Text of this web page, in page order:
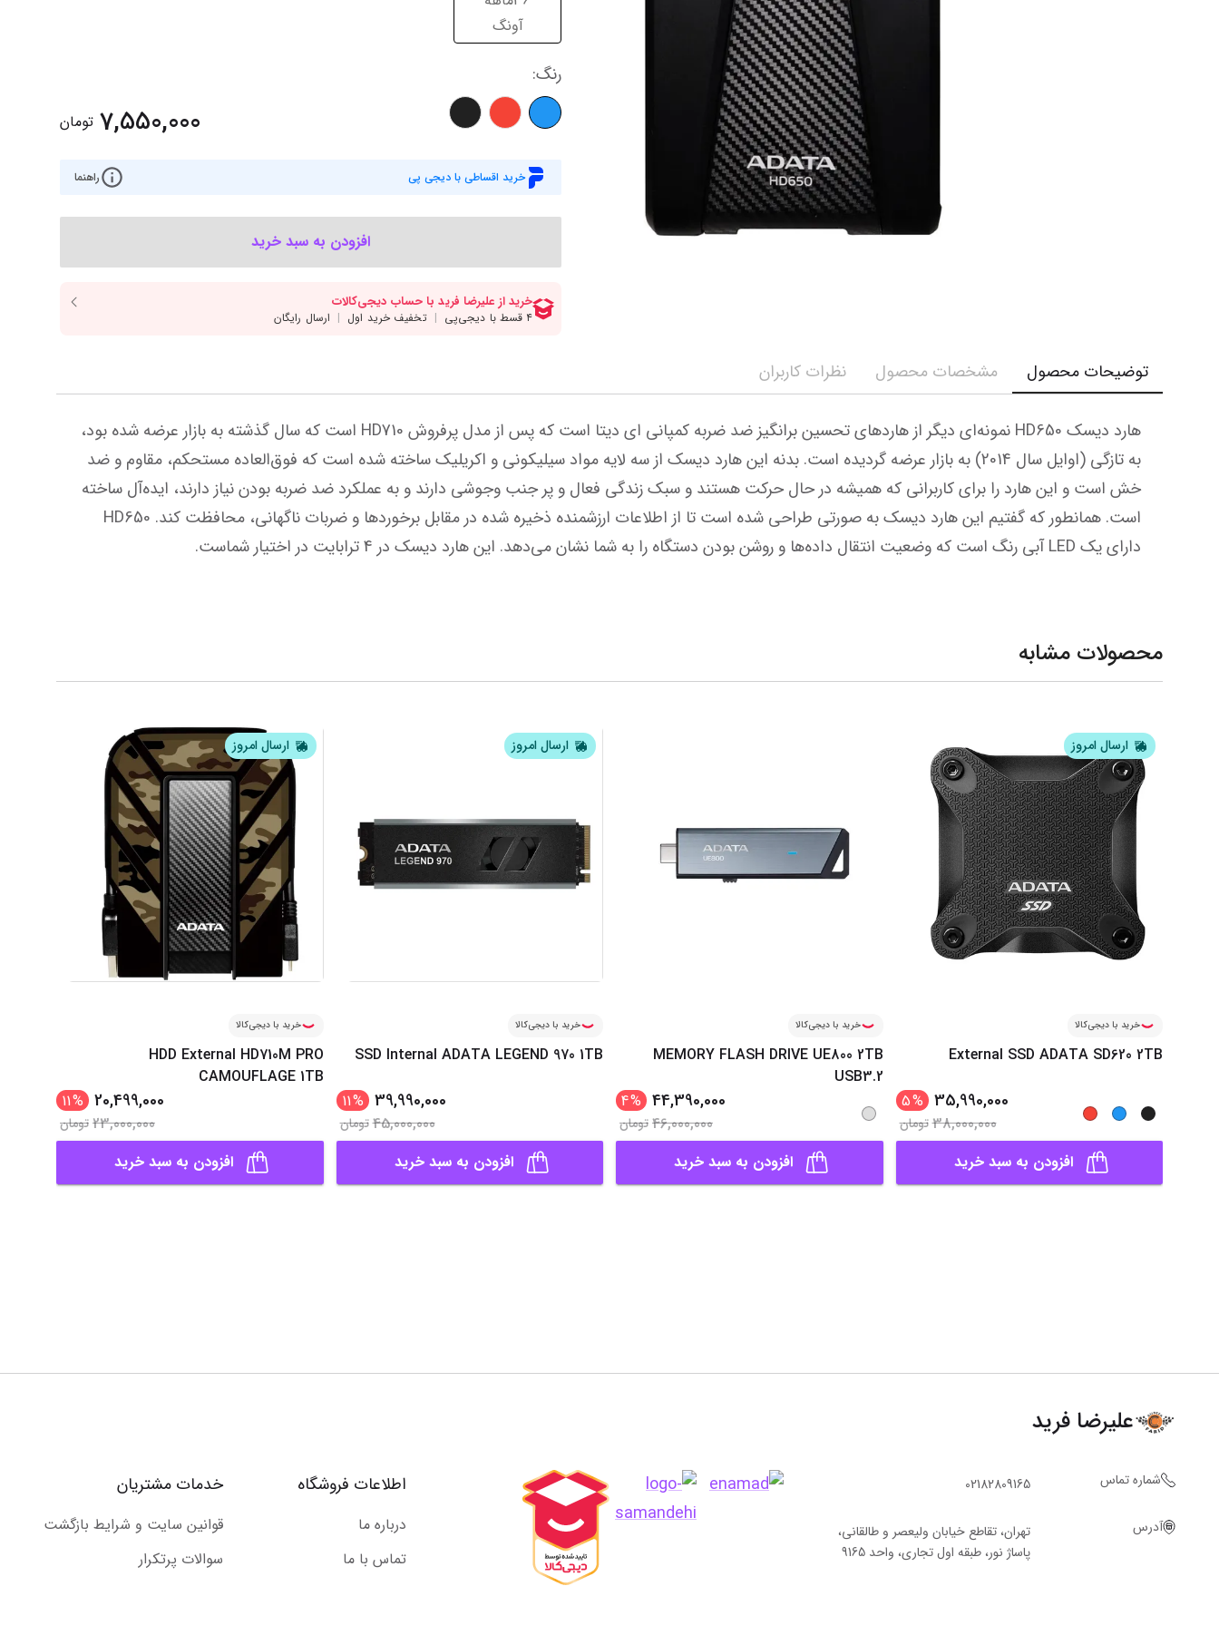
وبکم
کول پد
آونگ
رنگ:
7,550,000 تومان
خرید اقساطی با دیجی پی راهنما
افزودن به سبد خرید
توضیحات محصول مشخصات محصول نظرات کاربران
دارای یک LED آبی رنگ است که وضعیت انتقال داده‌ها و روشن بودن دستگاه را به شما نشان می‌دهد. این هارد دیسک در 4 ترابایت در اختیار شماست.
محصولات مشابه
ارسال امروز
خرید با دیجی‌کالا
External SSD ADATA SD620 2TB
35,990,000
%
5
38,000,000تومان
افزودن به سبد خرید
خرید با دیجی‌کالا
MEMORY FLASH DRIVE UE800 2TB
USB3.2
44,390,000
%
4
46,000,000تومان
افزودن به سبد خرید
ارسال امروز
خرید با دیجی‌کالا
SSD Internal ADATA LEGEND 970 1TB
39,990,000
%
11
45,000,000تومان
افزودن به سبد خرید
ارسال امروز
خرید با دیجی‌کالا
HDD External HD710M PRO
CAMOUFLAGE 1TB
20,499,000
%
11
23,000,000تومان
افزودن به سبد خرید
علیرضا فرید
شماره تماس 02182809165
آدرس
تهران، تقاطع خیابان ولیعصر و طالقانی،
پاساژ نور، طبقه اول تجاری، واحد 9165
اطلاعات فروشگاه
درباره ما
تماس با ما
خدمات مشتریان
قوانین سایت و شرایط بازگشت
سوالات پرتکرار